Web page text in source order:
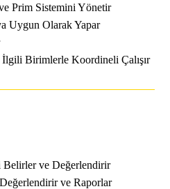
Prim Sistemini Yönetir
Uygun Olarak Yapar
Birimlerle Koordineli Çalışır
Belirler ve Değerlendirir
Değerlendirir ve Raporlar